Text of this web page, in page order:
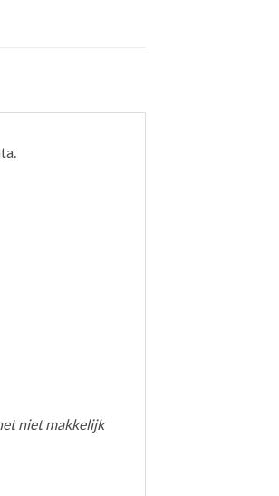
niet makkelijk